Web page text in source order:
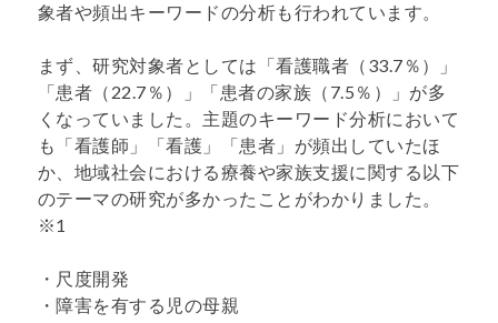
象者や頻出キーワードの分析も行われています。
まず、研究対象者としては「看護職者（33.7％）」
「患者（22.7％）」「患者の家族（7.5％）」が多
くなっていました。主題のキーワード分析において
も「看護師」「看護」「患者」が頻出していたほ
か、地域社会における療養や家族支援に関する以下
のテーマの研究が多かったことがわかりました。
※1
・尺度開発
・障害を有する児の母親